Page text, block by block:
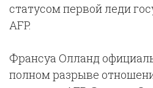
статусом первой леди
AFP.
Франсуа Олланд
полном разрыве